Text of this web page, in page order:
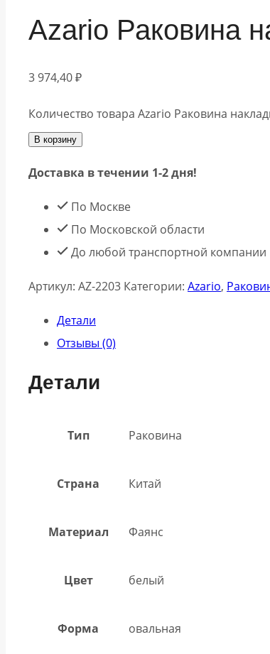
Azario Раковина
3 974,40₽
Количество товара Azario Раковина
В корзину
Доставка в течении 1-2 дня!
По Москве
По Московской области
До любой транспортной компании
Артикул: AZ-2203 Категории: Azario,
Детали
Отзывы (0)
Детали
Тип Раковина
Страна Китай
Материал Фаянс
Цвет белый
Форма овальная